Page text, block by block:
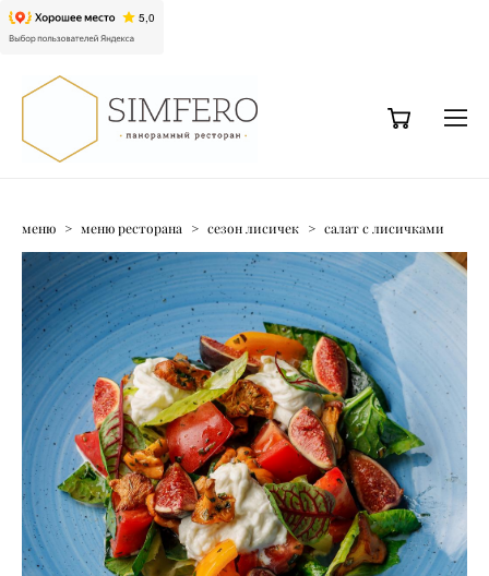
меню > меню ресторана > сезон лисичек > салат с лисичками